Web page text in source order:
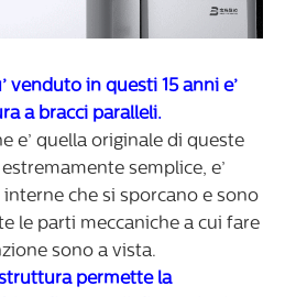
venduto in questi 15 anni e’
a bracci paralleli.
e’ quella originale di queste
semplice, e’
che si sporcano e sono
le parti meccaniche a cui fare
sono a vista.
permette la